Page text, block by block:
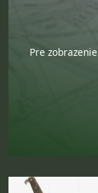
Pre
Fotogaléria